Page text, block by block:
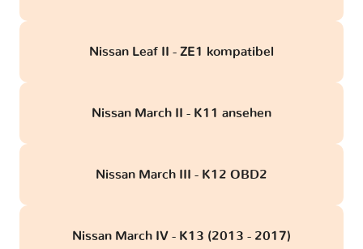
Nissan Leaf II - ZE1 kompatibel
Nissan March II - K11 ansehen
Nissan March III - K12 OBD2
Nissan March IV - K13 (2013 - 2017)